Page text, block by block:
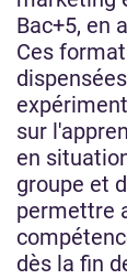
Bac+5, en
Ces
sur
en
groupe et
permettre
dès la fin